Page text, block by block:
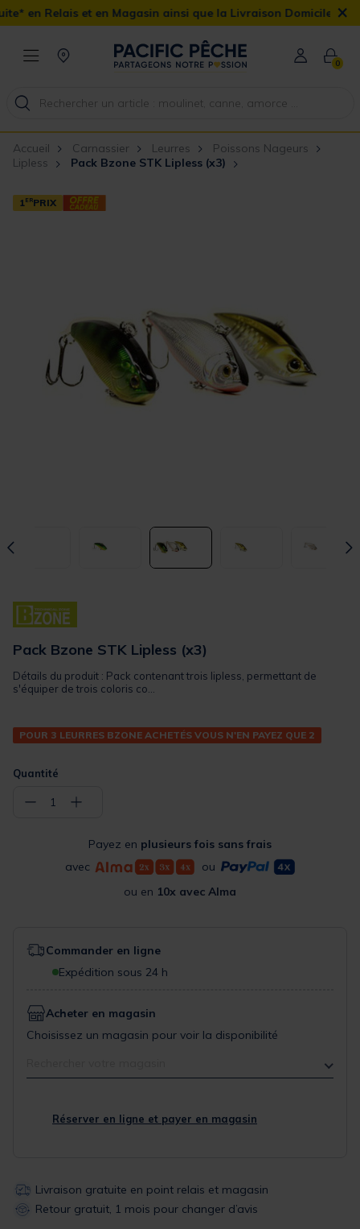
en Magasin ainsi que la Livraison Domicile offerte dès 90€ ×
0
Accueil Carnassier Leurres
Poissons Nageurs
Lipless
Pack Bzone STK Lipless (x3)
1 ERPRIX
Pack Bzone STK Lipless (x3)
Détails du produit : Pack contenant trois lipless, permettant de
s'équiper de trois coloris co...
POUR 3 LEURRES BZONE ACHETÉS VOUS N'EN PAYEZ QUE 2
Quantité
− 1 +
Payez en plusieurs fois sans frais
avec
ou
ou en 10x avec Alma
Commander en ligne
Expédition sous 24 h
Acheter en magasin
Choisissez un magasin pour voir la disponibilité
Réserver en ligne et payer en magasin
Livraison gratuite en point relais et magasin
Retour gratuit, 1 mois pour changer d’avis